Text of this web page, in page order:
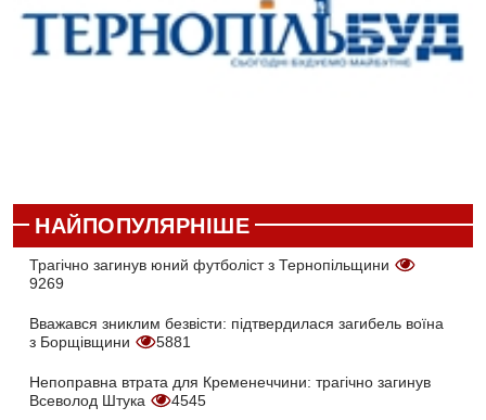
НАЙПОПУЛЯРНІШЕ
Трагічно загинув юний футболіст з Тернопільщини
9269
Вважався зниклим безвісти: підтвердилася загибель воїна
з Борщівщини
5881
Непоправна втрата для Кременеччини: трагічно загинув
Всеволод Штука
4545